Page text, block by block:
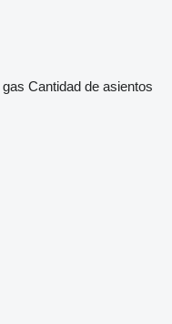
gas Cantidad de asientos